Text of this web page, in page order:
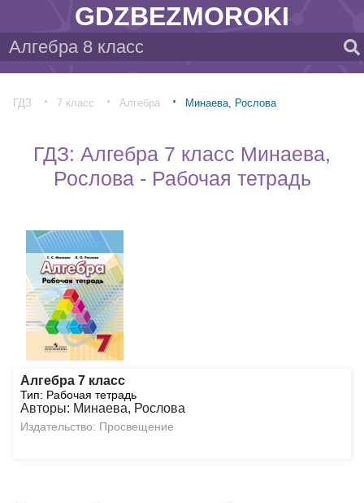
GDZBEZMOROKI
ГДЗ 7 класс Алгебра Минаева, Рослова
ГДЗ: Алгебра 7 класс Минаева,
Рослова - Рабочая тетрадь
Алгебра 7 класс
Тип: Рабочая тетрадь
Авторы: Минаева, Рослова
Издательство: Просвещение